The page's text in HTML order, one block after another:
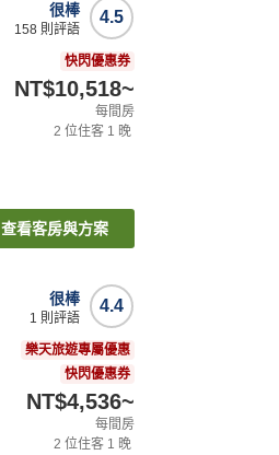
4.5
很棒
158 則評語
快閃優惠券
NT$10,518~
每間房
2 位住客 1 晚
查看客房與方案
4.4
很棒
1 則評語
樂天旅遊專屬優惠
快閃優惠券
NT$4,536~
每間房
2 位住客 1 晚